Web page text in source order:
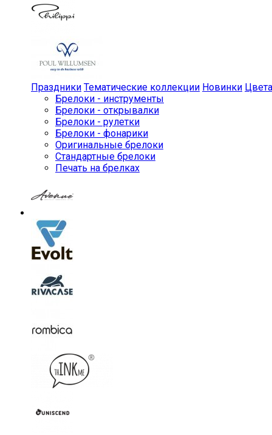
Праздники Тематические коллекции Новинки Цвета
Брелоки - инструменты
Брелоки - открывалки
Брелоки - рулетки
Брелоки - фонарики
Оригинальные брелоки
Стандартные брелоки
Печать на брелках